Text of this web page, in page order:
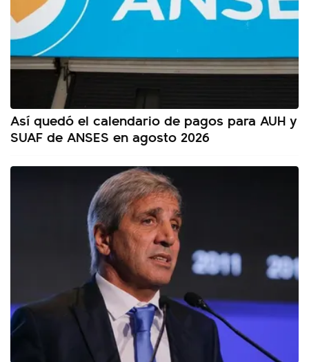
Así quedó el calendario de pagos para AUH y
SUAF de ANSES en agosto 2026